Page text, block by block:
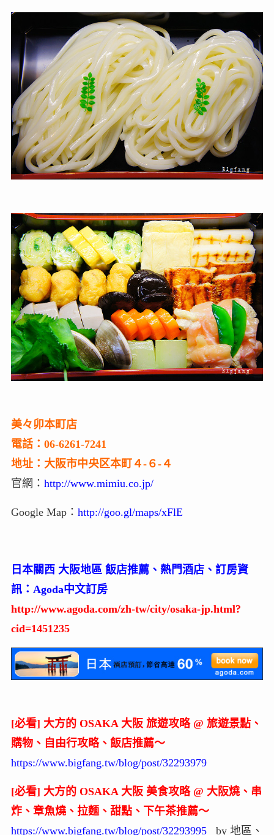
美々卯本町店
電話：06-6261-7241
地址：大阪市中央区本町４‐６‐４
官網： http://www.mimiu.co.jp/
Google Map： http://goo.gl/maps/xFlE
日本關西 大阪地區 飯店推薦、熱門酒店、訂房資
訊：Agoda中文訂房
http://www.agoda.com/zh-tw/city/osaka-jp.html?
cid=1451235
[必看] 大方的 OSAKA 大阪 旅遊攻略 @ 旅遊景點、
購物、自由行攻略、飯店推薦～
https://www.bigfang.tw/blog/post/32293979
[必看] 大方的 OSAKA 大阪 美食攻略 @ 大阪燒、串
炸、章魚燒、拉麵、甜點、下午茶推薦～
https://www.bigfang.tw/blog/post/32293995by 地區、